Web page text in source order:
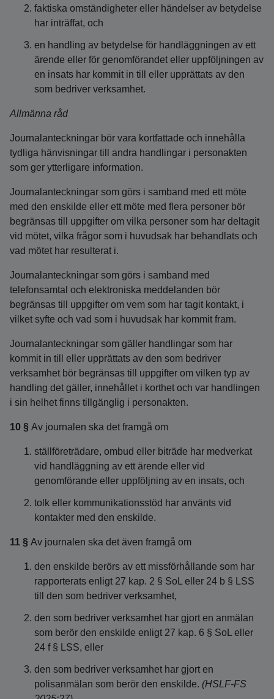
faktiska omständigheter eller händelser av betydelse
har inträffat, och
en handling av betydelse för handläggningen av ett
ärende eller för genomförandet eller uppföljningen av
en insats har kommit in till eller upprättats av den
som bedriver verksamhet.
Allmänna råd
Journalanteckningar bör vara kortfattade och innehålla
tydliga hänvisningar till andra handlingar i personakten
som ger ytterligare information.
Journalanteckningar som görs i samband med ett möte
med den enskilde eller ett möte med flera personer bör
begränsas till uppgifter om vilka personer som har deltagit
vid mötet, vilka frågor som i huvudsak har behandlats och
vad mötet har resulterat i.
Journalanteckningar som görs i samband med
telefonsamtal och elektroniska meddelanden bör
begränsas till uppgifter om vem som har tagit kontakt, i
vilket syfte och vad som i huvudsak har kommit fram.
Journalanteckningar som gäller handlingar som har
kommit in till eller upprättats av den som bedriver
verksamhet bör begränsas till uppgifter om vilken typ av
handling det gäller, innehållet i korthet och var handlingen
i sin helhet finns tillgänglig i personakten.
10 § Av journalen ska det framgå om
ställföreträdare, ombud eller biträde har medverkat
vid handläggning av ett ärende eller vid
genomförande eller uppföljning av en insats, och
tolk eller kommunikationsstöd har använts vid
kontakter med den enskilde.
11 § Av journalen ska det även framgå om
den enskilde berörs av ett missförhållande som har
rapporterats enligt 27 kap. 2 § SoL eller 24 b § LSS
till den som bedriver verksamhet,
den som bedriver verksamhet har gjort en anmälan
som berör den enskilde enligt 27 kap. 6 § SoL eller
24 f § LSS, eller
den som bedriver verksamhet har gjort en
polisanmälan som berör den enskilde. (HSLF-FS